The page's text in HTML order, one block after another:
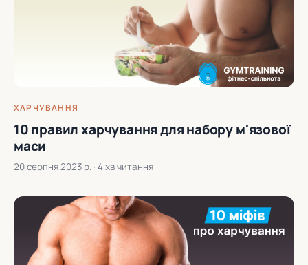
ХАРЧУВАННЯ
10 правил харчування для набору м'язової
маси
20 серпня 2023 р. · 4 хв читання